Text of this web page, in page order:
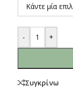
- +
Συγκρίνω